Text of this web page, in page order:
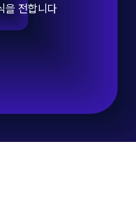
을 전합니다